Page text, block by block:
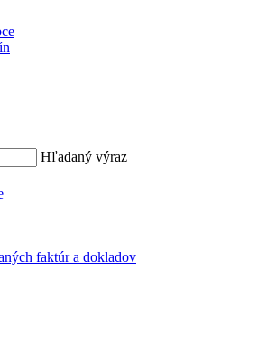
Hľadaný výraz
faktúr a dokladov